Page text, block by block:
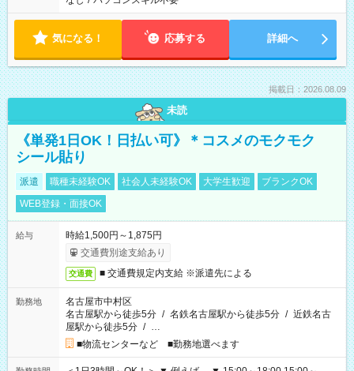
気になる！ 応募する 詳細へ
掲載日：2026.08.09
未読
《単発1日OK！日払い可》＊コスメのモクモク
シール貼り
派遣 職種未経験OK 社会人未経験OK 大学生歓迎
ブランクOK
WEB登録・面接OK
給与
時給1,500円～1,875円
交通費別途支給あり
交通費 ■ 交通費規定内支給 ※派遣先による
勤務地
名古屋市中村区
名古屋駅から徒歩5分 / 名鉄名古屋駅から徒歩5分 / 近鉄名古
屋駅から徒歩5分 / …
■物流センターなど ■勤務地選べます